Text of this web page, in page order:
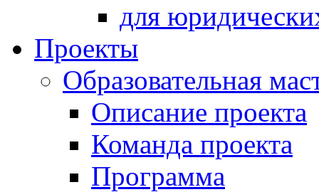
для
Проекты
Образовательная
Описание проекта
Команда проекта
Программа